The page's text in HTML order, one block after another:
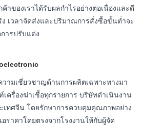
าของเราได้รับผลกำไรอย่างต่อเนื่องและดี
เวลาจัดส่งและปริมาณการสั่งซื้อขั้นต่ำจะ
ารปรับแต่ง
วามเชี่ยวชาญด้านการผลิตเฉพาะทางมา
ครื่องฆ่าเชื้อทุกรายการ บริษัทดำเนินงาน
เทศจีน โดยรักษาการควบคุมคุณภาพอย่าง
ราคาโดยตรงจากโรงงานให้กับผู้จัด